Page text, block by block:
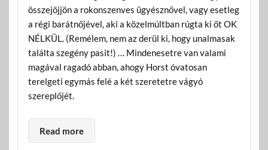
összejöjjön a rokonszenves ügyésznővel, vagy esetleg
a régi barátnőjével, aki a közelmúltban rúgta ki őt OK
NÉLKÜL. (Remélem, nem az derül ki, hogy unalmasak
találta szegény pasit!) … Mindenesetre van valami
magával ragadó abban, ahogy Horst óvatosan
terelgeti egymás felé a két szeretetre vágyó
szereplőjét.
Read more